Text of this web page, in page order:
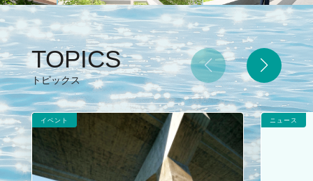
TOPICS
トピックス
イベント ニュース